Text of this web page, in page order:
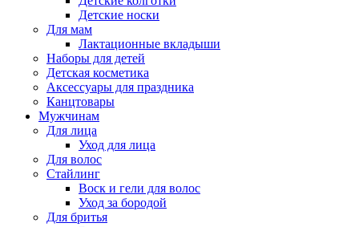
Детские носки
Для мам
Лактационные вкладыши
Наборы для детей
Детская косметика
Аксессуары для праздника
Канцтовары
Мужчинам
Для лица
Уход для лица
Для волос
Стайлинг
Воск и гели для волос
Уход за бородой
Для бритья